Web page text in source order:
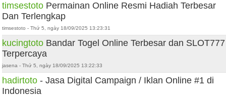
timsestoto Permainan Online Resmi Hadiah Terbesar
Dan Terlengkap
timsestoto - Thứ 5, ngày 18/09/2025 13:23:31
kucingtoto Bandar Togel Online Terbesar dan SLOT777
Terpercaya
jasena - Thứ 5, ngày 18/09/2025 13:22:33
hadirtoto - Jasa Digital Campaign / Iklan Online #1 di
Indonesia